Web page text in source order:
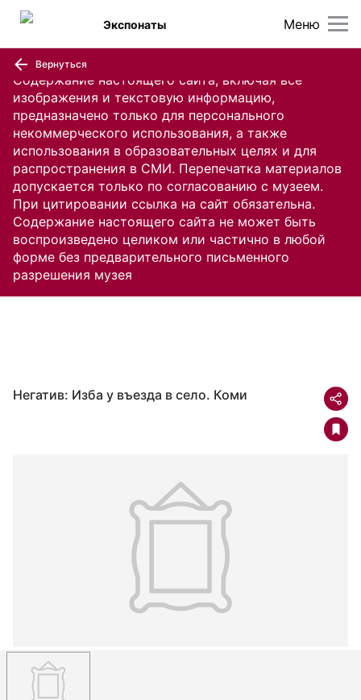
Содержание настоящего сайта, включая все
изображения и текстовую информацию,
предназначено только для персонального
некоммерческого использования, а также
использования в образовательных целях и для
распространения в СМИ. Перепечатка материалов
допускается только по согласованию с музеем.
При цитировании ссылка на сайт обязательна.
Содержание настоящего сайта не может быть
воспроизведено целиком или частично в любой
форме без предварительного письменного
разрешения музея
Меню
Экспонаты
Вернуться
Негатив: Изба у въезда в село. Коми